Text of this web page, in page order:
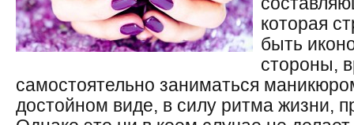
которая
быть
стороны,
самостоятельно заниматься
достойном виде, в силу ритма жизни,